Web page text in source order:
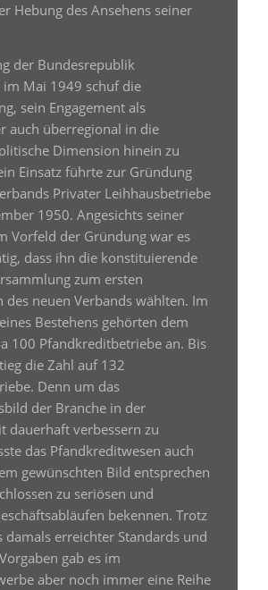
Hebung des Ansehens seiner
der Bundesrepublik
im Mai 1949 schuf die
sein Engagement als
auch überregional in die
Dimension hinein zu
Einsatz führte zur Gründung
Privater Leihhausbetriebe
1950. Angesichts seiner
Vorfeld der Gründung war es
dass ihn die konstituierende
zum ersten
des neuen Verbands wählten. Im
Bestehens gehörten dem
100 Pfandkreditbetriebe an. Bis
die Zahl auf 132
Denn um das
der Branche in der
dauerhaft verbessern zu
das Pfandkreditwesen auch
gewünschten Bild entsprechen
zu seriösen und
bekennen. Trotz
damals erreichter Standards und
gab es im
aber noch immer eine Reihe